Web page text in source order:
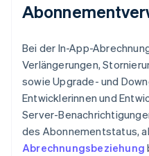
Bei der In-App-
Verlängerungen,
sowie Upgrade- und
Entwicklerinnen und
Server-
des Abonnementstatus,
Abrechnungsbeziehung